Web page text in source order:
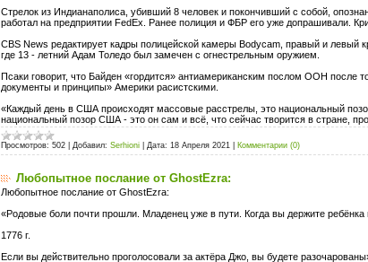
Стрелок из Индианаполиса, убивший 8 человек и покончивший с собой,
работал на предприятии FedEx. Ранее полиция и ФБР его уже допрашивали.
CBS News редактирует кадры полицейской камеры Bodycam, правый и левый
где 13 - летний Адам Толедо был замечен с огнестрельным оружием.
Псаки говорит, что Байден «гордится» антиамериканским послом ООН после
документы и принципы» Америки расистскими.
«Каждый день в США происходят массовые расстрелы, это национальный
национальный позор США - это он сам и всё, что сейчас творится в стране,
Просмотров: 502 Добавил: Serhioni Дата: 18 Апреля 2021 Комментарии (0)
Любопытное послание от GhostEzra:
Любопытное послание от GhostEzra:
«Родовые боли почти прошли. Младенец уже в пути. Когда вы держите ребёнка
1776 г.
Если вы действительно проголосовали за актёра Джо, вы будете